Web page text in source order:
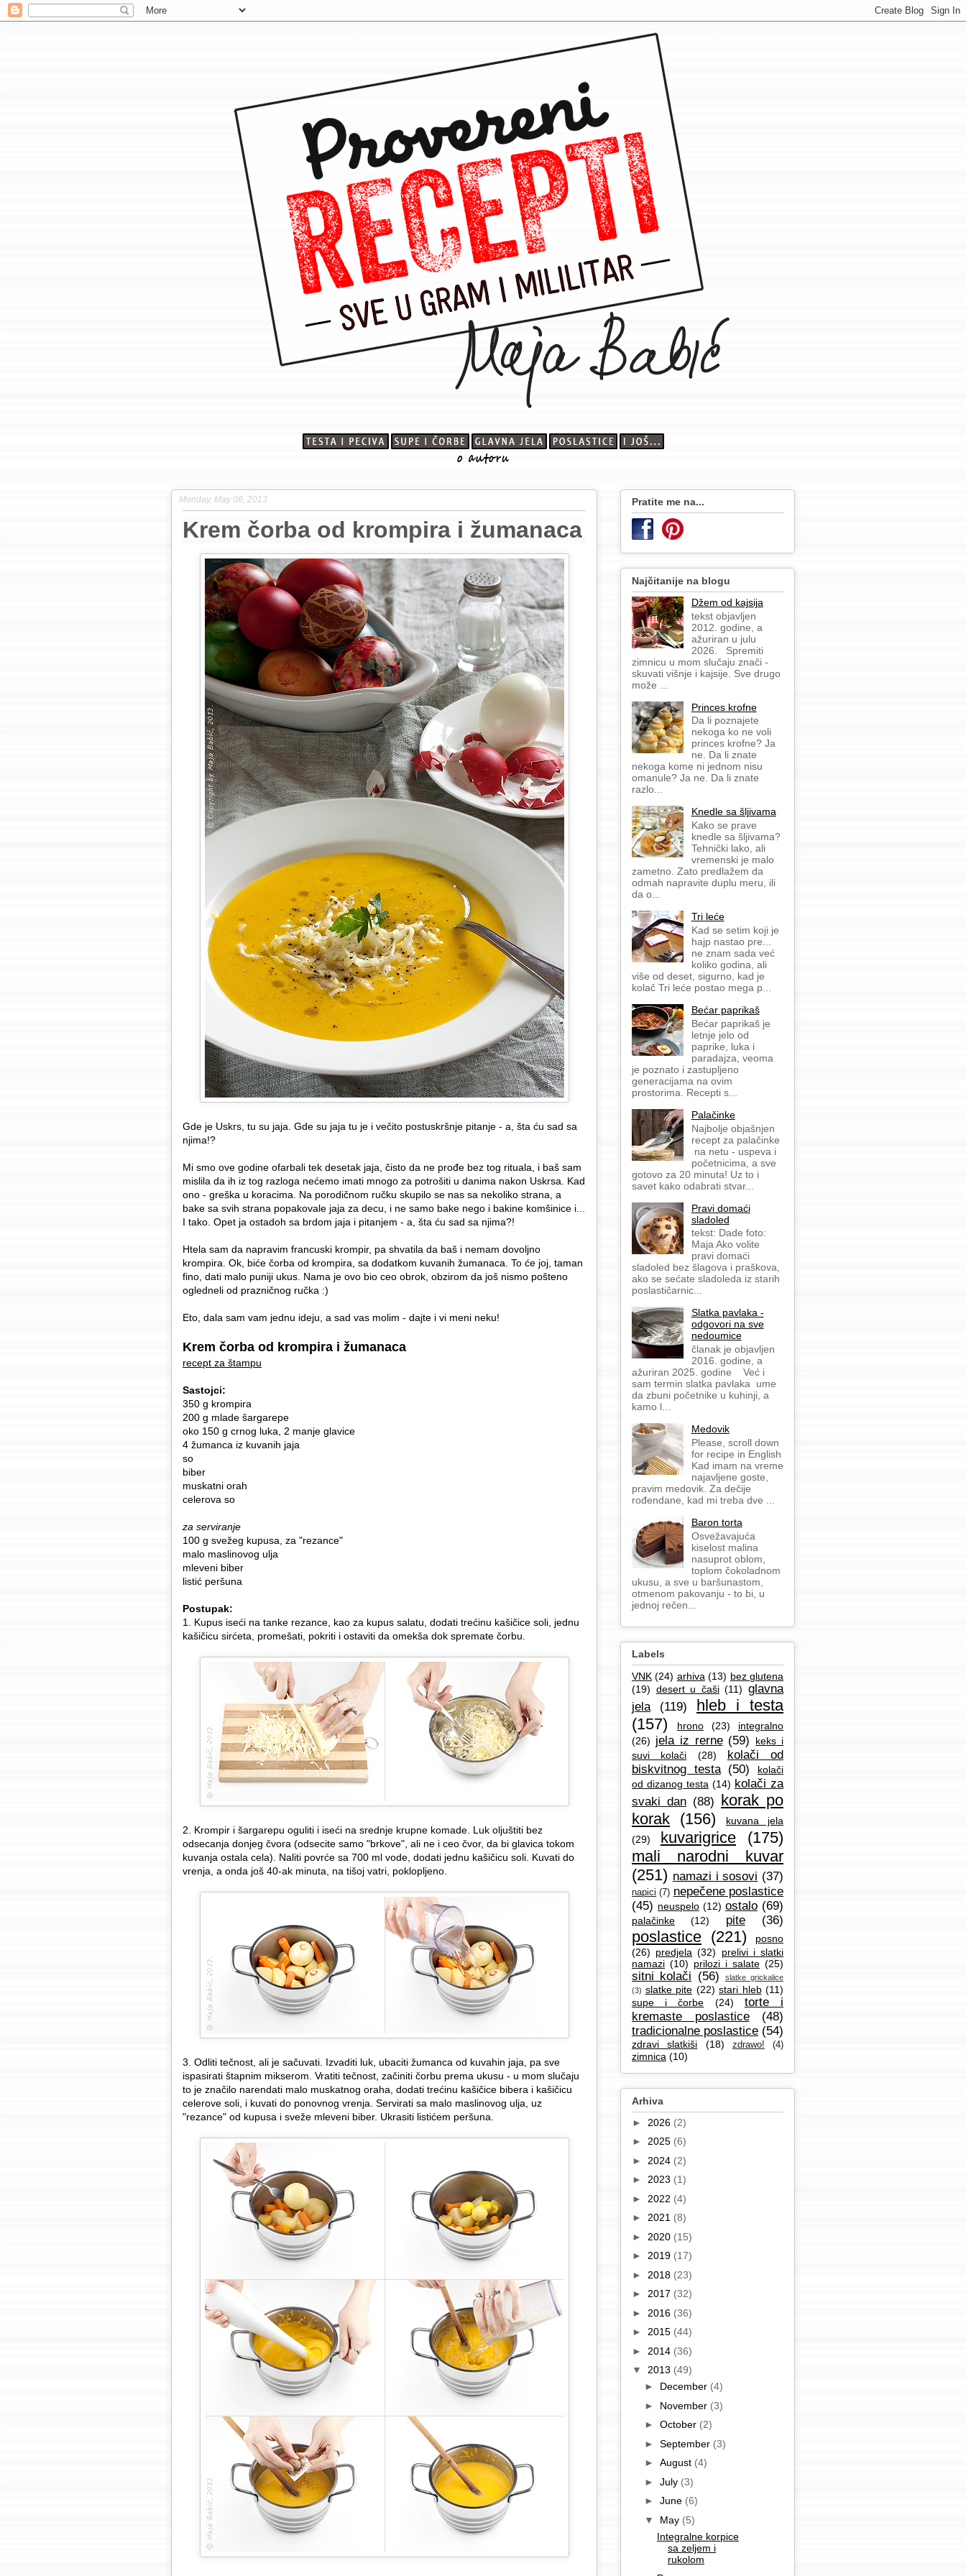
Monday, May 06, 2013
Krem čorba od krompira i žumanaca
Gde je Uskrs, tu su jaja. Gde su jaja tu je i večito postuskršnje pitanje - a, šta ću sad sa
njima!?
Mi smo ove godine ofarbali tek desetak jaja, čisto da ne prođe bez tog rituala, i baš sam
mislila da ih iz tog razloga nećemo imati mnogo za potrošiti u danima nakon Uskrsa. Kad
ono - greška u koracima. Na porodičnom ručku skupilo se nas sa nekoliko strana, a
bake sa svih strana popakovale jaja za decu, i ne samo bake nego i bakine komšinice i...
I tako. Opet ja ostadoh sa brdom jaja i pitanjem - a, šta ću sad sa njima?!
Htela sam da napravim francuski krompir, pa shvatila da baš i nemam dovoljno
krompira. Ok, biće čorba od krompira, sa dodatkom kuvanih žumanaca. To će joj, taman
fino, dati malo puniji ukus. Nama je ovo bio ceo obrok, obzirom da još nismo pošteno
ogledneli od prazničnog ručka :)
Eto, dala sam vam jednu ideju, a sad vas molim - dajte i vi meni neku!
Krem čorba od krompira i žumanaca
recept za štampu
Sastojci:
350 g krompira
200 g mlade šargarepe
oko 150 g crnog luka, 2 manje glavice
4 žumanca iz kuvanih jaja
so
biber
muskatni orah
celerova so
za serviranje
100 g svežeg kupusa, za "rezance"
malo maslinovog ulja
mleveni biber
listić peršuna
Postupak:
1. Kupus iseći na tanke rezance, kao za kupus salatu, dodati trećinu kašičice soli, jednu
kašičicu sirćeta, promešati, pokriti i ostaviti da omekša dok spremate čorbu.
2. Krompir i šargarepu oguliti i iseći na srednje krupne komade. Luk oljuštiti bez
odsecanja donjeg čvora (odsecite samo "brkove", ali ne i ceo čvor, da bi glavica tokom
kuvanja ostala cela). Naliti povrće sa 700 ml vode, dodati jednu kašičicu soli. Kuvati do
vrenja, a onda još 40-ak minuta, na tišoj vatri, poklopljeno.
3. Odliti tečnost, ali je sačuvati. Izvaditi luk, ubaciti žumanca od kuvahin jaja, pa sve
ispasirati štapnim mikserom. Vratiti tečnost, začiniti čorbu prema ukusu - u mom slučaju
to je značilo narendati malo muskatnog oraha, dodati trećinu kašičice bibera i kašičicu
celerove soli, i kuvati do ponovnog vrenja. Servirati sa malo maslinovog ulja, uz
"rezance" od kupusa i sveže mleveni biber. Ukrasiti listićem peršuna.
Pratite me na...
Najčitanije na blogu
Džem od kajsija
tekst objavljen
2012. godine, a
ažuriran u julu
2026. Spremiti
zimnicu u mom slučaju znači -
skuvati višnje i kajsije. Sve drugo
može ...
Princes krofne
Da li poznajete
nekoga ko ne voli
princes krofne? Ja
ne. Da li znate
nekoga kome ni jednom nisu
omanule? Ja ne. Da li znate
razlo...
Knedle sa šljivama
Kako se prave
knedle sa šljivama?
Tehnički lako, ali
vremenski je malo
zametno. Zato predlažem da
odmah napravite duplu meru, ili
da o...
Tri leće
Kad se setim koji je
hajp nastao pre...
ne znam sada već
koliko godina, ali
više od deset, sigurno, kad je
kolač Tri leće postao mega p...
Bećar paprikaš
Bećar paprikaš je
letnje jelo od
paprike, luka i
paradajza, veoma
je poznato i zastupljeno
generacijama na ovim
prostorima. Recepti s...
Palačinke
Najbolje objašnjen
recept za palačinke
na netu - uspeva i
početnicima, a sve
gotovo za 20 minuta! Uz to i
savet kako odabrati stvar...
Pravi domaći
sladoled
tekst: Dade foto:
Maja Ako volite
pravi domaći
sladoled bez šlagova i praškova,
ako se sećate sladoleda iz starih
poslastičarnic...
Slatka pavlaka -
odgovori na sve
nedoumice
članak je objavljen
2016. godine, a
ažuriran 2025. godine Već i
sam termin slatka pavlaka ume
da zbuni početnike u kuhinji, a
kamo l...
Medovik
Please, scroll down
for recipe in English
Kad imam na vreme
najavljene goste,
pravim medovik. Za dečije
rođendane, kad mi treba dve ...
Baron torta
Osvežavajuća
kiselost malina
nasuprot oblom,
toplom čokoladnom
ukusu, a sve u baršunastom,
otmenom pakovanju - to bi, u
jednoj rečen...
Labels
VNK (24) arhiva (13) bez glutena
(19) desert u čaši (11) glavna
jela
(119)
hleb i testa
(157)
hrono (23)
integralno
(26) jela iz rerne (59)
keks i
suvi kolači
(28)
kolači od
biskvitnog testa (50)
kolači
od dizanog testa (14) kolači za
svaki dan (88) korak po
korak (156)
kuvana jela
(29)
kuvarigrice
(175)
mali narodni kuvar
(251) namazi i sosovi (37)
napici (7) nepečene poslastice
(45) neuspelo (12) ostalo (69)
palačinke (12) pite (36)
poslastice (221)
posno
(26) predjela (32)
prelivi i slatki
namazi (10) prilozi i salate (25)
sitni kolači (56)
slatke grickalice
(3) slatke pite (22) stari hleb (11)
supe i čorbe
(24)
torte i
kremaste poslastice
(48)
tradicionalne poslastice (54)
zdravi slatkiši (18) zdrawo! (4)
zimnica (10)
Arhiva
► 2026 (2)
► 2025 (6)
► 2024 (2)
► 2023 (1)
► 2022 (4)
► 2021 (8)
► 2020 (15)
► 2019 (17)
► 2018 (23)
► 2017 (32)
► 2016 (36)
► 2015 (44)
► 2014 (36)
▼ 2013 (49)
► December (4)
► November (3)
► October (2)
► September (3)
► August (4)
► July (3)
► June (6)
▼ May (5)
Integralne korpice
sa zeljem i
rukolom